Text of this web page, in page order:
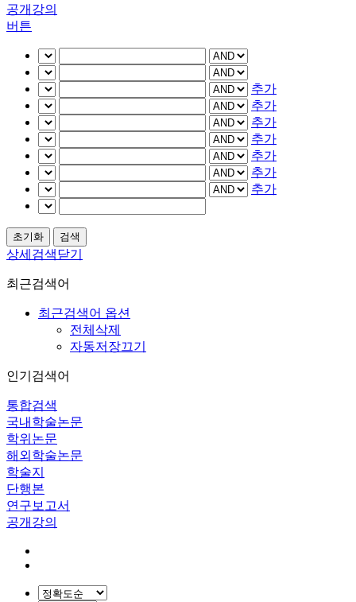
공개강의
버튼
추가
추가
추가
추가
추가
추가
추가
상세검색닫기
최근검색어
최근검색어 옵션
전체삭제
자동저장끄기
인기검색어
통합검색
국내학술논문
학위논문
해외학술논문
학술지
단행본
연구보고서
공개강의